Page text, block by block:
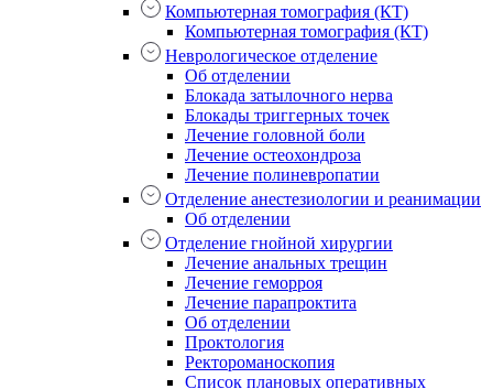
Компьютерная томография (КТ)
Компьютерная томография (КТ)
Неврологическое отделение
Об отделении
Блокада затылочного нерва
Блокады триггерных точек
Лечение головной боли
Лечение остеохондроза
Лечение полиневропатии
Отделение анестезиологии и реанимации
Об отделении
Отделение гнойной хирургии
Лечение анальных трещин
Лечение геморроя
Лечение парапроктита
Об отделении
Проктология
Ректороманоскопия
Список плановых оперативных